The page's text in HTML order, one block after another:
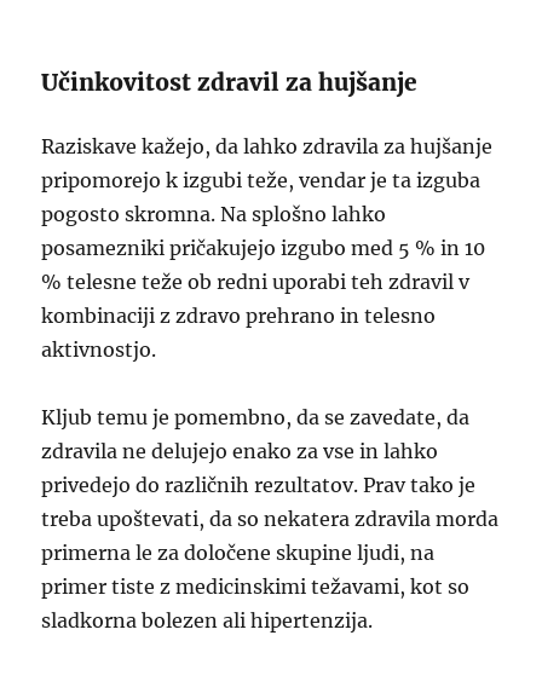
Učinkovitost zdravil za hujšanje
Raziskave kažejo, da lahko zdravila za hujšanje
pripomorejo k izgubi teže, vendar je ta izguba
pogosto skromna. Na splošno lahko
posamezniki pričakujejo izgubo med 5 % in 10
% telesne teže ob redni uporabi teh zdravil v
kombinaciji z zdravo prehrano in telesno
aktivnostjo.
Kljub temu je pomembno, da se zavedate, da
zdravila ne delujejo enako za vse in lahko
privedejo do različnih rezultatov. Prav tako je
treba upoštevati, da so nekatera zdravila morda
primerna le za določene skupine ljudi, na
primer tiste z medicinskimi težavami, kot so
sladkorna bolezen ali hipertenzija.